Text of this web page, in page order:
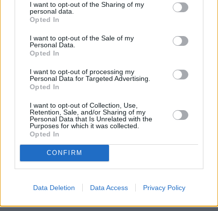
I want to opt-out of the Sharing of my
personal data.
Opted In
I want to opt-out of the Sale of my
Personal Data.
Opted In
I want to opt-out of processing my
Personal Data for Targeted Advertising.
Opted In
I want to opt-out of Collection, Use,
Retention, Sale, and/or Sharing of my
Personal Data that Is Unrelated with the
Purposes for which it was collected.
Opted In
CONFIRM
Data Deletion Data Access Privacy Policy
Single odpowiedzą panu: "Przecież ja płacę
podatki, które idą na 800+, mimo że nie mam
dzieci".
Ja to rozumiem. Ale kto przejmie rolę opiekuna w
przyszłości? Łatwo się mówi z perspektywy
Wrocławia czy Warszawy, gdzie widzę pogotowie z
okna i przyjedzie ono w trzy minuty.
REKLAMA